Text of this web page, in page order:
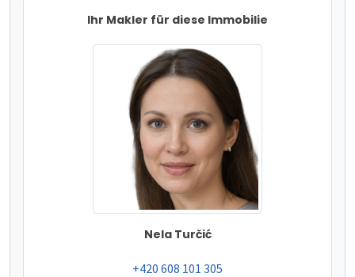
Ihr Makler für diese Immobilie
Nela Turčić
tel:
+420 608 101 305